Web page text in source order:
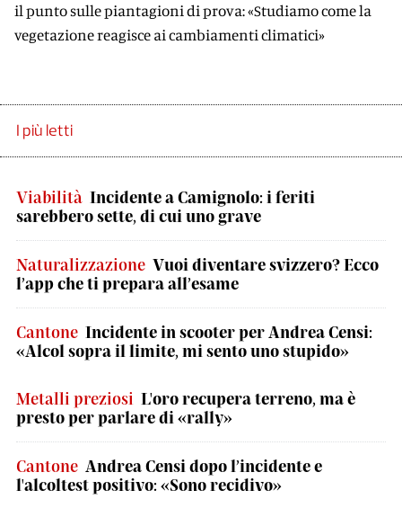
il punto sulle piantagioni di prova: «Studiamo come la
vegetazione reagisce ai cambiamenti climatici»
I più letti
Viabilità Incidente a Camignolo: i feriti
sarebbero sette, di cui uno grave
Naturalizzazione Vuoi diventare svizzero? Ecco
l’app che ti prepara all’esame
Cantone Incidente in scooter per Andrea Censi:
«Alcol sopra il limite, mi sento uno stupido»
Metalli preziosi L'oro recupera terreno, ma è
presto per parlare di «rally»
Cantone Andrea Censi dopo l’incidente e
l'alcoltest positivo: «Sono recidivo»